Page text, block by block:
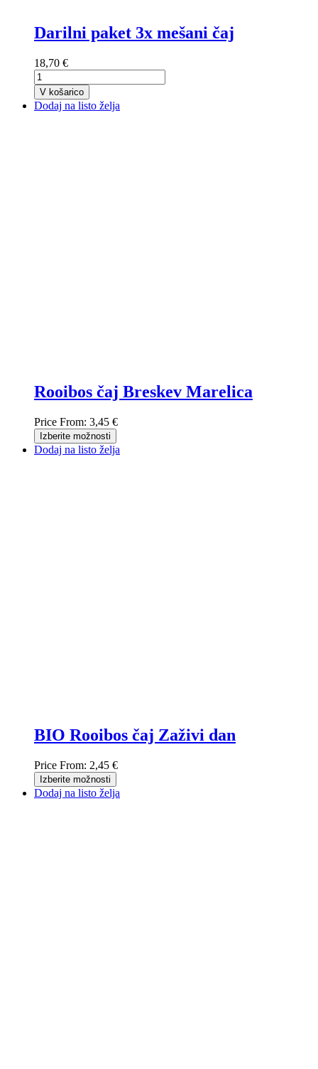
Darilni paket 3x mešani čaj
18,70 €
V košarico
Dodaj na listo želja
Rooibos čaj Breskev Marelica
Price From: 3,45 €
Izberite možnosti
Dodaj na listo želja
BIO Rooibos čaj Zaživi dan
Price From: 2,45 €
Izberite možnosti
Dodaj na listo želja